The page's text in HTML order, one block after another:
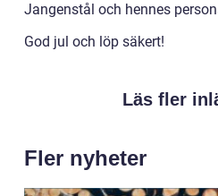
Jangenstål och hennes
God jul och löp säkert!
Läs fler
Fler nyheter